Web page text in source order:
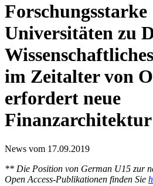
Forschungsstarke
Universitäten zu
im Zeitalter von
erfordert neue
Finanzarchitektur
News vom 17.09.2019
** Die Position von German U15 zur
Open Access-Publikationen finden Sie